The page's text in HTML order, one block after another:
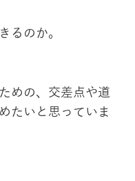
るのか。
めの、交差点や道
たいと思っていま